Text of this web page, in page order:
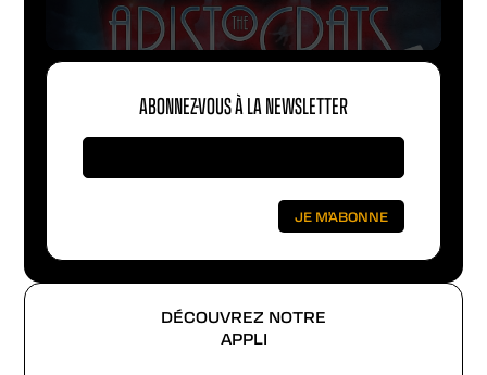
DÉCOUVREZ NOTRE
APPLI
ABONNEZ-VOUS À LA NEWSLETTER